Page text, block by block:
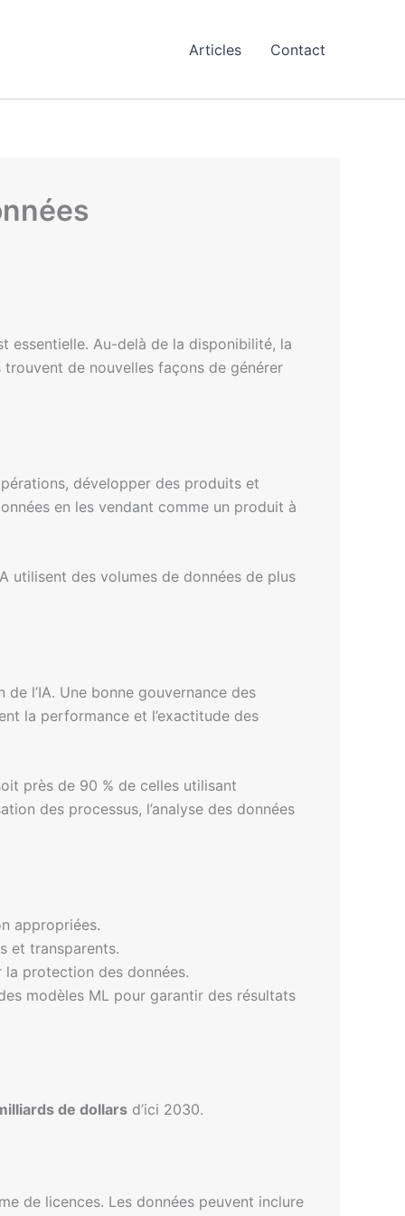
Articles Contact
essentielle. Au-delà de la disponibilité, la
de nouvelles façons de générer
développer des produits et
en les vendant comme un produit à
utilisent des volumes de données de plus
l’IA. Une bonne gouvernance des
la performance et l’exactitude des
près de 90 % de celles utilisant
des processus, l’analyse des données
appropriées.
et transparents.
la protection des données.
modèles ML pour garantir des résultats
de dollars d’ici 2030.
de licences. Les données peuvent inclure